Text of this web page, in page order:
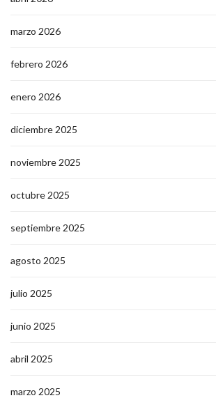
mayo 2026
abril 2026
marzo 2026
febrero 2026
enero 2026
diciembre 2025
noviembre 2025
octubre 2025
septiembre 2025
agosto 2025
julio 2025
junio 2025